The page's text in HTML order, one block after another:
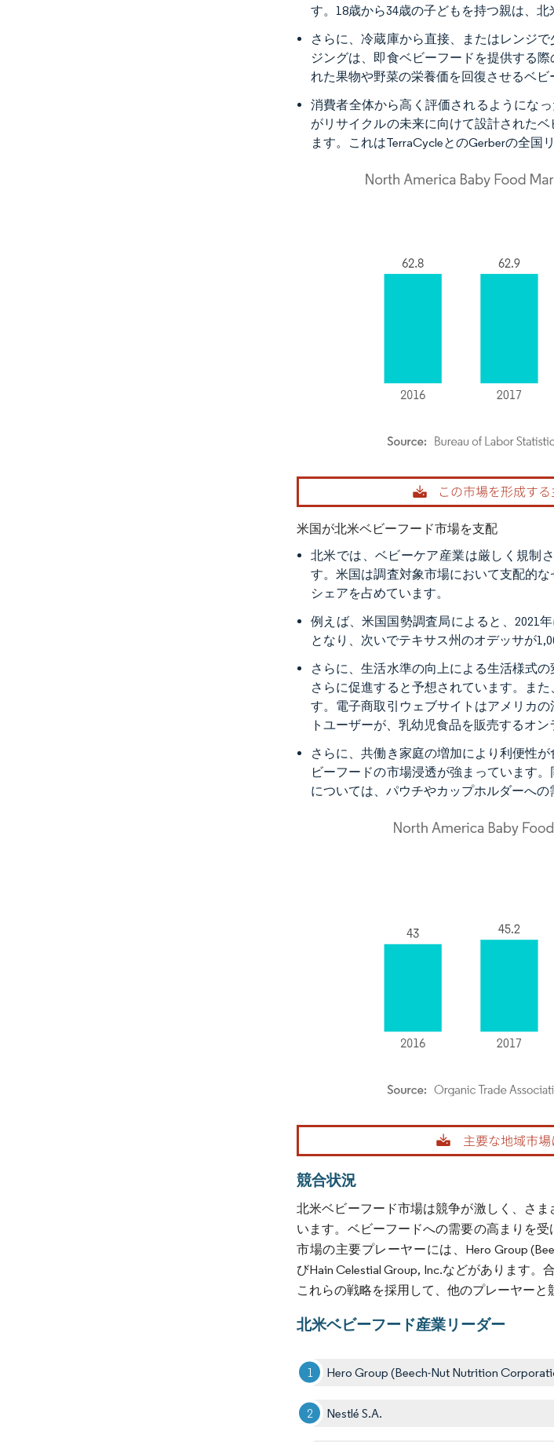
す。18歳から34歳の子どもを持つ親は、
さらに、冷蔵庫から直接、またはレンジ
ジングは、即食ベビーフードを提供する
れた果物や野菜の栄養価を回復させるベ
消費者全体から高く評価されるようにな
がリサイクルの未来に向けて設計された
ます。これはTerraCycleとのGerberの全国
画像 © Mordor Intelligence。再利用にはCC BY 4.0の表示が
米国が北米ベビーフード市場を支配
北米では、ベビーケア産業は厳しく規制
す。米国は調査対象市場において支配的
シェアを占めています。
例えば、米国国勢調査局によると、2021
となり、次いでテキサス州のオデッサが
さらに、生活水準の向上による生活様式
さらに促進すると予想されています。ま
す。電子商取引ウェブサイトはアメリカ
トユーザーが、乳幼児食品を販売するオ
さらに、共働き家庭の増加により利便性
ビーフードの市場浸透が強まっています
については、パウチやカップホルダーへ
画像 © Mordor Intelligence。再利用にはCC BY 4.0の表示が
競合状況
北米ベビーフード市場は競争が激しく、さ
います。ベビーフードへの需要の高まりを
市場の主要プレーヤーには、Hero Group
びHain Celestial Group, Inc.などがあります
これらの戦略を採用して、他のプレーヤー
北米ベビーフード産業リーダー
Hero Group (Beech-Nut Nutrition
Nestlé S.A.